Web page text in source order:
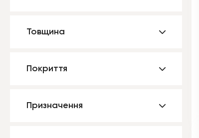
Товщина
Покриття
Призначення